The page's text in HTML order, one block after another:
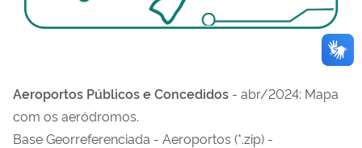
Aeroportos Públicos e Concedidos - abr/2024: Mapa
com os aeródromos.
Base Georreferenciada - Aeroportos (*.zip) -